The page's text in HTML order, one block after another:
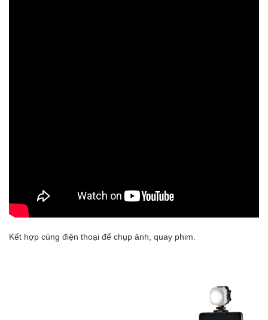
Kết hợp cùng điện thoại để chụp ảnh, quay phim.